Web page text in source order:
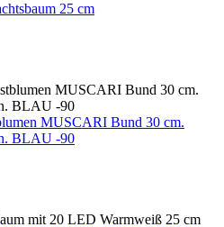
25 cm
MUSCARI Bund 30 cm.
BLAU -90